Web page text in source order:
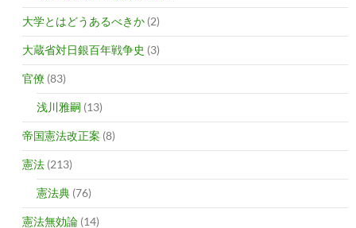
大学とはどうあるべきか (2)
大蔵省対日銀百年戦争史 (3)
官僚 (83)
浅川雅嗣 (13)
帝国憲法改正案 (8)
憲法 (213)
憲法典 (76)
憲法無効論 (14)